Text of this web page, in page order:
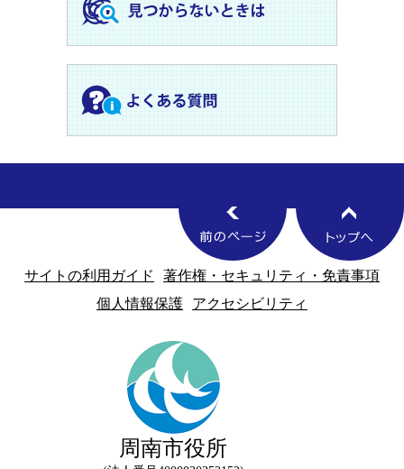
サイトの利用ガイド
著作権・セキュリティ・免責事項
個人情報保護
アクセシビリティ
周南市役所